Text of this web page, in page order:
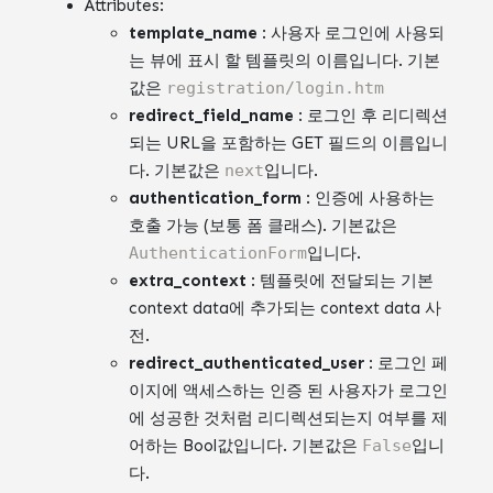
Attributes:
template_name : 사용자 로그인에 사용되
는 뷰에 표시 할 템플릿의 이름입니다. 기본
값은 registration/login.htm
redirect_field_name : 로그인 후 리디렉션
되는 URL을 포함하는 GET 필드의 이름입니
다. 기본값은 next입니다.
authentication_form : 인증에 사용하는
호출 가능 (보통 폼 클래스). 기본값은
AuthenticationForm입니다.
extra_context : 템플릿에 전달되는 기본
context data에 추가되는 context data 사
전.
redirect_authenticated_user : 로그인 페
이지에 액세스하는 인증 된 사용자가 로그인
에 성공한 것처럼 리디렉션되는지 여부를 제
어하는 ​​Bool값입니다. 기본값은 False입니
다.